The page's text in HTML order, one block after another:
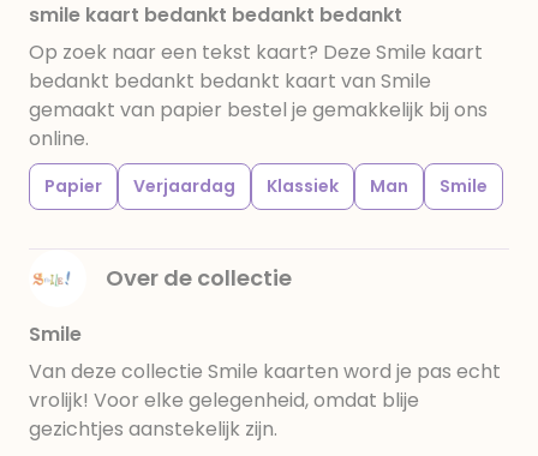
smile kaart bedankt bedankt bedankt
Op zoek naar een tekst kaart? Deze Smile kaart
bedankt bedankt bedankt kaart van Smile
gemaakt van papier bestel je gemakkelijk bij ons
online.
Papier Verjaardag Klassiek Man Smile
Over de collectie
Smile
Van deze collectie Smile kaarten word je pas echt
vrolijk! Voor elke gelegenheid, omdat blije
gezichtjes aanstekelijk zijn.